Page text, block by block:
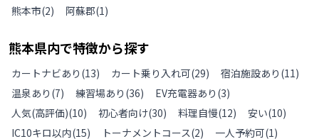
熊本市(2) 阿蘇郡(1)
熊本県内で特徴から探す
カートナビあり (13) カート乗り入れ可(29) 宿泊施設あり (11)
温泉あり (7) 練習場あり (36) EV充電器あり (3)
人気(高評価)(10) 初心者向け(30) 料理自慢(12) 安い(10)
IC10キロ以内(15) トーナメントコース(2) 一人予約可(1)